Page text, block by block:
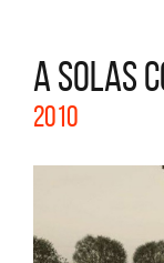
A SOLAS
2010